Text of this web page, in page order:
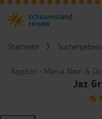
Startseite
Ägypten ∙ Marsa Alam &
Jaz
5